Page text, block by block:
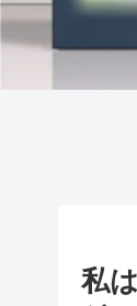
私